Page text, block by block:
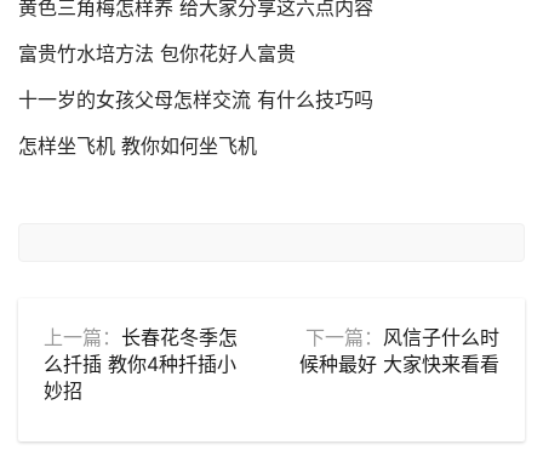
黄色三角梅怎样养 给大家分享这六点内容
富贵竹水培方法 包你花好人富贵
十一岁的女孩父母怎样交流 有什么技巧吗
怎样坐飞机 教你如何坐飞机
上一篇： 长春花冬季怎
么扦插 教你4种扦插小
妙招
下一篇： 风信子什么时
候种最好 大家快来看看